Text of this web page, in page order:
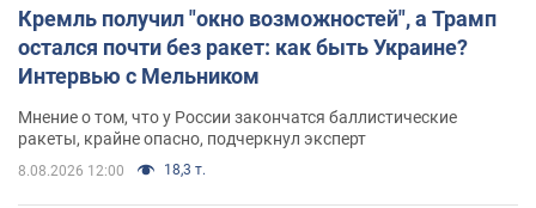
Кремль получил "окно возможностей", а Трамп
остался почти без ракет: как быть Украине?
Интервью с Мельником
Мнение о том, что у России закончатся баллистические
ракеты, крайне опасно, подчеркнул эксперт
8.08.2026 12:00 18,3 т.